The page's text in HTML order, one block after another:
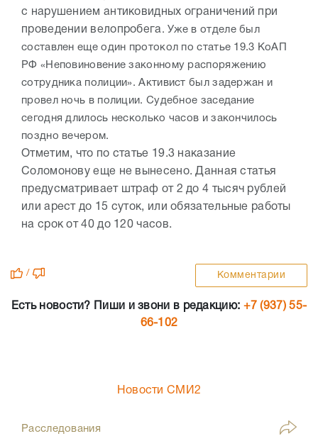
с нарушением антиковидных ограничений при
проведении велопробега . Уже в отделе был
составлен еще один протокол по статье 19.3 КоАП
РФ «Неповиновение законному распоряжению
сотрудника полиции». Активист был задержан и
провел ночь в полиции. Судебное заседание
сегодня длилось несколько часов и закончилось
поздно вечером.
Отметим, что по статье 19.3 наказание
Соломонову еще не вынесено. Данная статья
предусматривает штраф от 2 до 4 тысяч рублей
или арест до 15 суток, или обязательные работы
на срок от 40 до 120 часов.
/ Комментарии
Есть новости? Пиши и звони в редакцию: +7 (937) 55-
66-102
Новости СМИ2
Расследования